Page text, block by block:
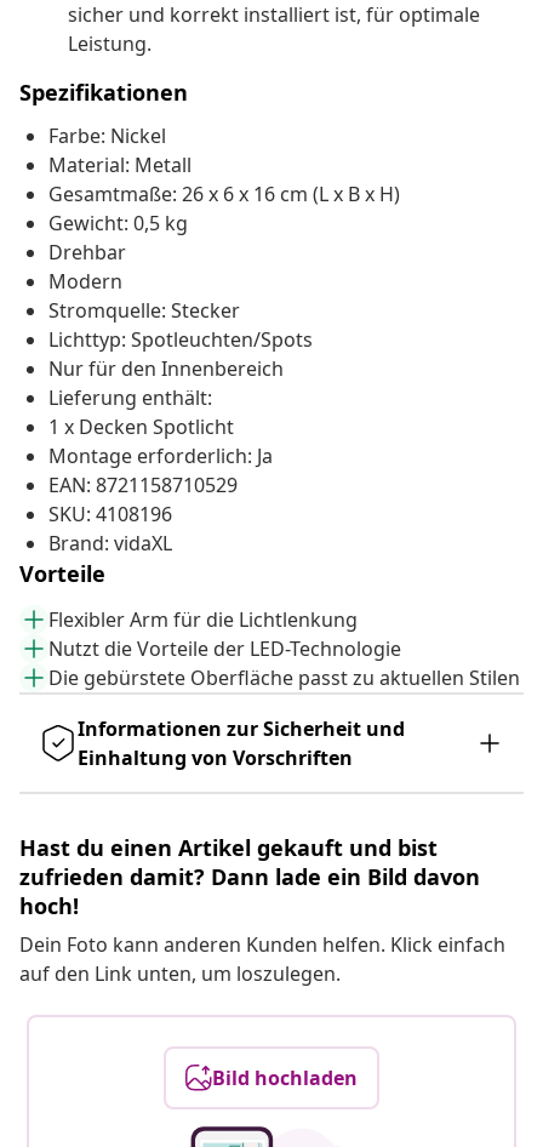
sicher und korrekt installiert ist, für optimale
Leistung.
Spezifikationen
Farbe: Nickel
Material: Metall
Gesamtmaße: 26 x 6 x 16 cm (L x B x H)
Gewicht: 0,5 kg
Drehbar
Modern
Stromquelle: Stecker
Lichttyp: Spotleuchten/Spots
Nur für den Innenbereich
Lieferung enthält:
1 x Decken Spotlicht
Montage erforderlich: Ja
EAN: 8721158710529
SKU: 4108196
Brand: vidaXL
Vorteile
Flexibler Arm für die Lichtlenkung
Nutzt die Vorteile der LED-Technologie
Die gebürstete Oberfläche passt zu aktuellen Stilen
Informationen zur Sicherheit und
Einhaltung von Vorschriften
Hast du einen Artikel gekauft und bist
zufrieden damit? Dann lade ein Bild davon
hoch!
Dein Foto kann anderen Kunden helfen. Klick einfach
auf den Link unten, um loszulegen.
Bild hochladen